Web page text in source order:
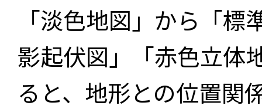
「淡色地図」から「
影起伏図」「赤色立体
ると、地形との位置関